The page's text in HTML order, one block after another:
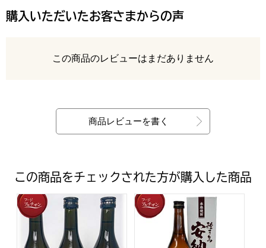
購入いただいたお客さまからの声
レビュー
この商品のレビューはまだありません
商品レビューを書く
この商品をチェックされた方が購入した商品
鹿児島酒造 鹿児島県 阿久根市産 安納紅焼酎3本セット（
鹿児島県 鹿児島酒造 種子島